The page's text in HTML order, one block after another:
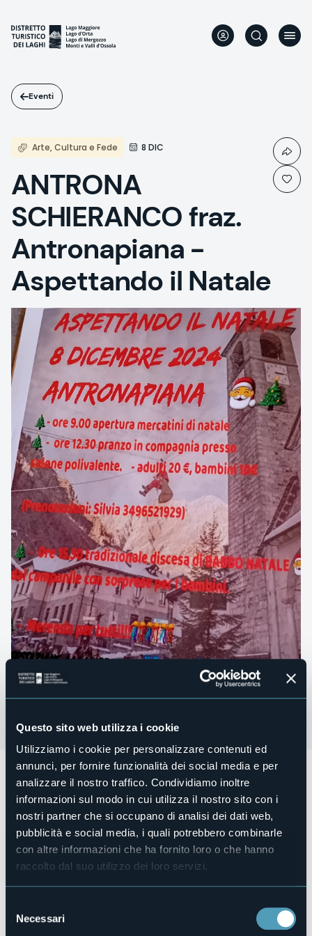
Questo sito web utilizza i cookie
Utilizziamo i cookie per personalizzare contenuti ed
annunci, per fornire funzionalità dei social media e per
analizzare il nostro traffico. Condividiamo inoltre
informazioni sul modo in cui utilizza il nostro sito con i
nostri partner che si occupano di analisi dei dati web,
pubblicità e social media, i quali potrebbero combinarle
con altre informazioni che ha fornito loro o che hanno
raccolto dal suo utilizzo dei loro servizi.
delNecessari
contenuto
principale
Eventi
Arte, Cultura e Fede 8 DIC
ANTRONA
SCHIERANCO fraz.
Antronapiana -
Aspettando il Natale
L’iniziativa “Aspettando il Natale” organizzata dal Gruppo
Folk Antronese in collaborazione con il Soccorso Alpino,
viene festeggiata l'8 dicembre ad Antronapiana.
Alle ore 9.00 apertura mercatini di Natale
Alle ore 12.30 pranzo in compagnia presso salone
Silvia 3496521929.
Campanile della Chiesa di San Lorenzo e poi merenda per
tutti.